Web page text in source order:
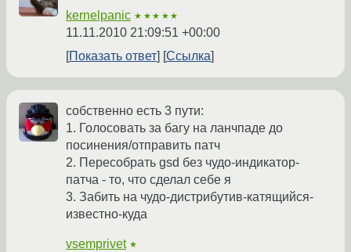
kernelpanic ★★★★★
11.11.2010 21:09:51 +00:00
Показать ответ
Ссылка
собственно есть 3 пути:
1. Голосовать за багу на ланчпаде до
посинения/отправить патч
2. Пересобрать gsd без чудо-индикатор-
патча - то, что сделал себе я
3. Забить на чудо-дистрибутив-катящийся-
известно-куда
vsemprivet ★